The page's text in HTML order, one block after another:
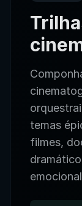
temas
filmes,